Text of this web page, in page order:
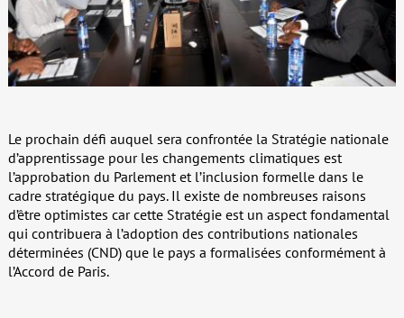
Le prochain défi auquel sera confrontée la Stratégie nationale
d’apprentissage pour les changements climatiques est
l’approbation du Parlement et l’inclusion formelle dans le
cadre stratégique du pays. Il existe de nombreuses raisons
d’être optimistes car cette Stratégie est un aspect fondamental
qui contribuera à l’adoption des contributions nationales
déterminées (CND) que le pays a formalisées conformément à
l’Accord de Paris.